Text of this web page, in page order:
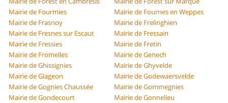
Mairie de Fourmies
Mairie de Fournes en Weppes
Mairie de Frasnoy
Mairie de Frelinghien
Mairie de Fresnes sur Escaut
Mairie de Fressain
Mairie de Fressies
Mairie de Fretin
Mairie de Fromelles
Mairie de Genech
Mairie de Ghissignies
Mairie de Ghyvelde
Mairie de Glageon
Mairie de Godewaersvelde
Mairie de Gognies Chaussée
Mairie de Gommegnies
Mairie de Gondecourt
Mairie de Gonnelieu